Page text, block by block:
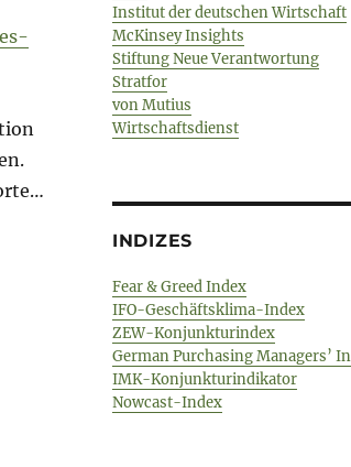
Institut der deutschen Wirtschaft
McKinsey Insights
Stiftung Neue Verantwortung
Stratfor
von Mutius
Wirtschaftsdienst
INDIZES
Fear & Greed Index
IFO-Geschäftsklima-Index
ZEW-Konjunkturindex
German Purchasing Managers’
IMK-Konjunkturindikator
Nowcast-Index